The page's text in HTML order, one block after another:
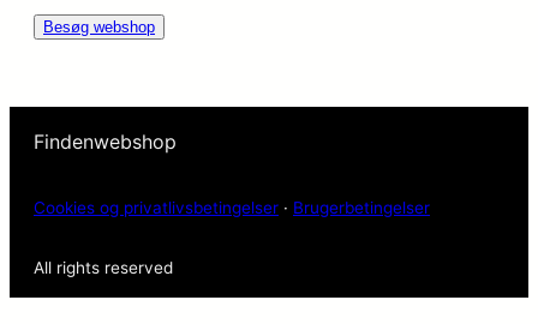
Besøg webshop
Findenwebshop
Cookies og privatlivsbetingelser · Brugerbetingelser
All rights reserved